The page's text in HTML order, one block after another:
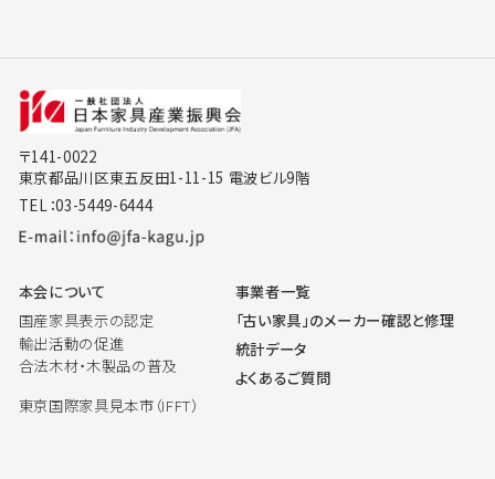
〒141-0022
東京都品川区東五反田1-11-15 電波ビル9階
TEL：03-5449-6444
本会について
国産家具表示の認定
輸出活動の促進
合法木材・木製品の普及
東京国際家具見本市（IFFT）
事業者一覧
「古い家具」のメーカー確認と修理
統計データ
よくあるご質問